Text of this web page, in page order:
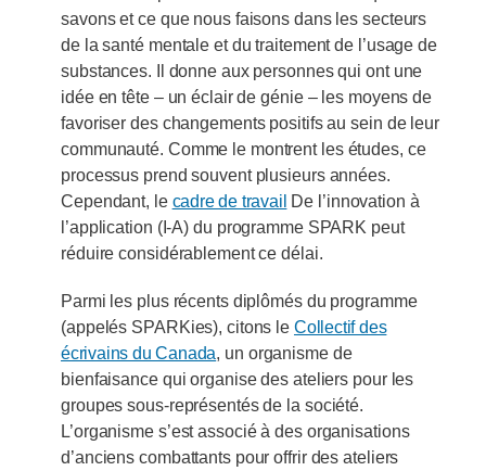
savons et ce que nous faisons dans les secteurs
de la santé mentale et du traitement de l’usage de
substances. Il donne aux personnes qui ont une
idée en tête – un éclair de génie – les moyens de
favoriser des changements positifs au sein de leur
communauté. Comme le montrent les études, ce
processus prend souvent plusieurs années.
Cependant, le cadre de travail De l’innovation à
l’application (I-A) du programme SPARK peut
réduire considérablement ce délai.
Parmi les plus récents diplômés du programme
(appelés SPARKies), citons le Collectif des
écrivains du Canada, un organisme de
bienfaisance qui organise des ateliers pour les
groupes sous‑représentés de la société.
L’organisme s’est associé à des organisations
d’anciens combattants pour offrir des ateliers